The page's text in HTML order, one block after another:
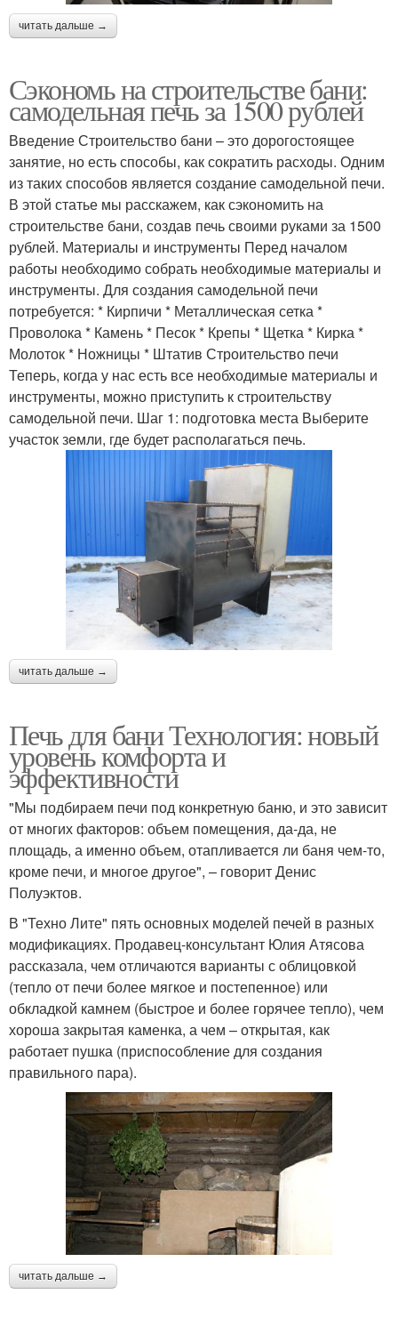
читать дальше →
Сэкономь на строительстве бани:
самодельная печь за 1500 рублей
Введение Строительство бани – это дорогостоящее
занятие, но есть способы, как сократить расходы. Одним
из таких способов является создание самодельной печи.
В этой статье мы расскажем, как сэкономить на
строительстве бани, создав печь своими руками за 1500
рублей. Материалы и инструменты Перед началом
работы необходимо собрать необходимые материалы и
инструменты. Для создания самодельной печи
потребуется: * Кирпичи * Металлическая сетка *
Проволока * Камень * Песок * Крепы * Щетка * Кирка *
Молоток * Ножницы * Штатив Строительство печи
Теперь, когда у нас есть все необходимые материалы и
инструменты, можно приступить к строительству
самодельной печи. Шаг 1: подготовка места Выберите
участок земли, где будет располагаться печь.
читать дальше →
Печь для бани Технология: новый
уровень комфорта и
эффективности
"Мы подбираем печи под конкретную баню, и это зависит
от многих факторов: объем помещения, да-да, не
площадь, а именно объем, отапливается ли баня чем-то,
кроме печи, и многое другое", – говорит Денис
Полуэктов.
В "Техно Лите" пять основных моделей печей в разных
модификациях. Продавец-консультант Юлия Атясова
рассказала, чем отличаются варианты с облицовкой
(тепло от печи более мягкое и постепенное) или
обкладкой камнем (быстрое и более горячее тепло), чем
хороша закрытая каменка, а чем – открытая, как
работает пушка (приспособление для создания
правильного пара).
читать дальше →